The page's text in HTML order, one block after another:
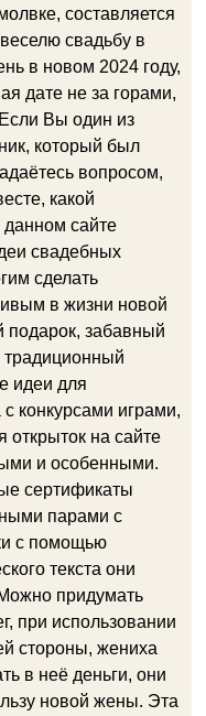
составляется
свадьбу в
в новом 2024 году,
дате не за горами,
Вы один из
который был
вопросом,
какой
данном сайте
свадебных
сделать
в жизни новой
забавный
традиционный
идеи для
конкурсами играми,
на сайте
и особенными.
сертификаты
парами с
с помощью
текста они
придумать
при использовании
стороны, жениха
в неё деньги, они
новой жены. Эта